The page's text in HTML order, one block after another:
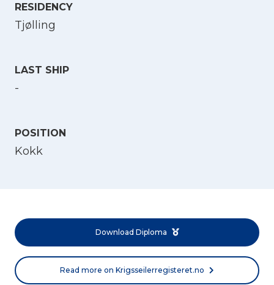
RESIDENCY
Tjølling
LAST SHIP
-
POSITION
Kokk
Download Diploma
Read more on Krigsseilerregisteret.no
English
Norsk bokmål